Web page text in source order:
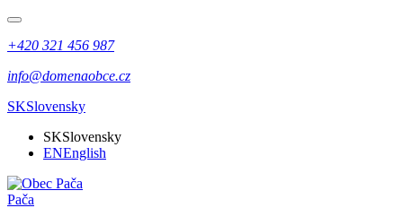
+420 321 456 987
info@domenaobce.cz
SKSlovensky
SKSlovensky
ENEnglish
Pača